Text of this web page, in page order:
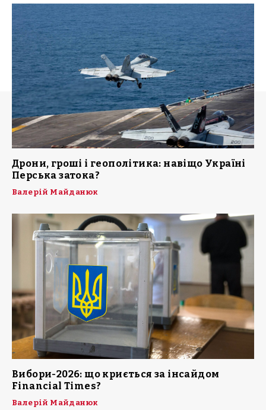
Дрони, гроші і геополітика: навіщо Україні
Перська затока?
Валерій Майданюк
Вибори-2026: що криється за інсайдом
Financial Times?
Валерій Майданюк